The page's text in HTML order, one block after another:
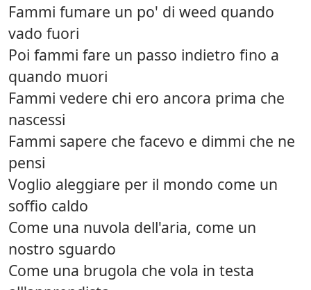
Fammi fumare un po' di weed quando
vado fuori
Poi fammi fare un passo indietro fino a
quando muori
Fammi vedere chi ero ancora prima che
nascessi
Fammi sapere che facevo e dimmi che ne
pensi
Voglio aleggiare per il mondo come un
soffio caldo
Come una nuvola dell'aria, come un
nostro sguardo
Come una brugola che vola in testa